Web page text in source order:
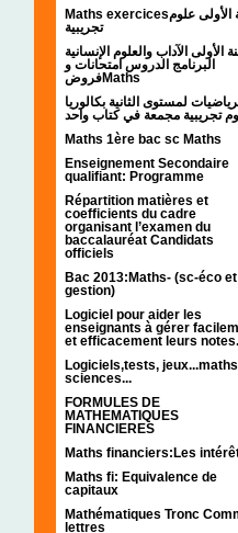
Maths exercicesالسنة الأولى علوم
تجريبية
الأولى الآداب والعلوم الإنسانية
البرنامج الدروس امتحانات و
فروضMaths
لمستوى الثانية بكالوريا
تجريبية مجمعة في كتاب واحد
Maths 1ère bac sc Maths
Enseignement Secondaire
qualifiant: Programme
Répartition matières et
coefficients du cadre
organisant l’examen du
baccalauréat Candidats
officiels
Bac 2013:Maths- (sc-éco et
gestion)
Logiciel pour aider les
enseignants à gérer
et efficacement leurs notes.
Logiciels,tests,
sciences...
FORMULES DE
MATHEMATIQUES
FINANCIERES
Maths financiers:Les
Maths fi: Equivalence de
capitaux
Mathématiques Tronc
lettres